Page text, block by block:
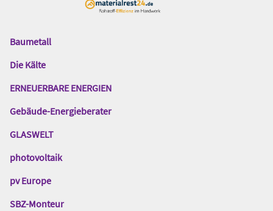
Das
Gentner
Baumetall
Die Kälte
ERNEUERBARE ENERGIEN
Gebäude-Energieberater
GLASWELT
photovoltaik
pv Europe
SBZ-Monteur